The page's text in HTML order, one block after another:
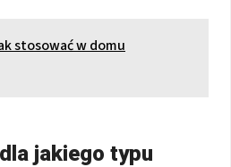
stosować w domu
jakiego typu